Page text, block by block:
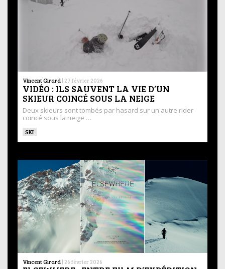
Vincent Girard | 27 février 2026
VIDÉO : ILS SAUVENT LA VIE D’UN
SKIEUR COINCÉ SOUS LA NEIGE
Deux skieurs sont tombés par hasard sur un autre rider
coincé sous la neige …
SKI
Vincent Girard | 26 février 2026